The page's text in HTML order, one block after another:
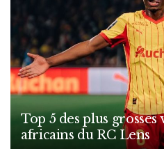
Top 5 des plus
africains du RC Lens